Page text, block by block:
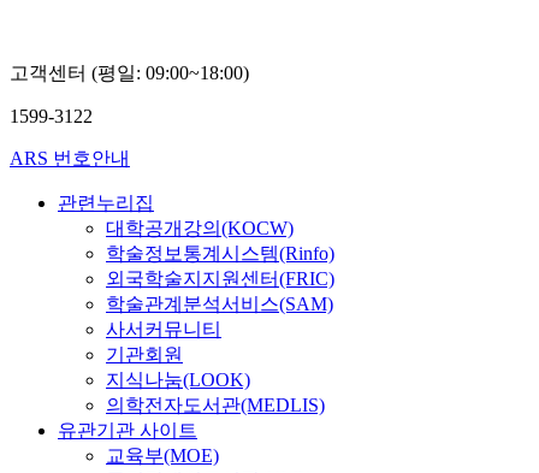
고객센터 (평일: 09:00~18:00)
1599-3122
ARS 번호안내
관련누리집
대학공개강의(KOCW)
학술정보통계시스템(Rinfo)
외국학술지지원센터(FRIC)
학술관계분석서비스(SAM)
사서커뮤니티
기관회원
지식나눔(LOOK)
의학전자도서관(MEDLIS)
유관기관 사이트
교육부(MOE)